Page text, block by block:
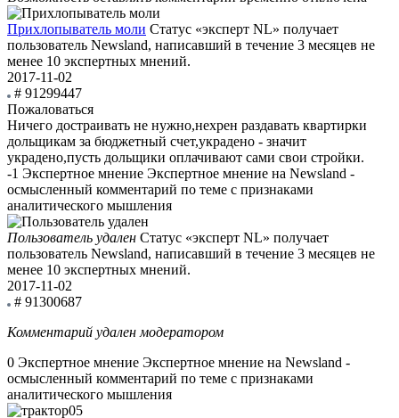
Прихлопыватель моли Статус «эксперт NL» получает
пользователь Newsland, написавший в течение 3 месяцев не
менее 10 экспертных мнений.
2017-11-02
# 91299447
Пожаловаться
Ничего достраивать не нужно,нехрен раздавать квартирки
дольщикам за бюджетный счет,украдено - значит
украдено,пусть дольщики оплачивают сами свои стройки.
-1 Экспертное мнение Экспертное мнение на Newsland -
осмысленный комментарий по теме с признаками
аналитического мышления
Пользователь удален Статус «эксперт NL» получает
пользователь Newsland, написавший в течение 3 месяцев не
менее 10 экспертных мнений.
2017-11-02
# 91300687
Комментарий удален модератором
0 Экспертное мнение Экспертное мнение на Newsland -
осмысленный комментарий по теме с признаками
аналитического мышления